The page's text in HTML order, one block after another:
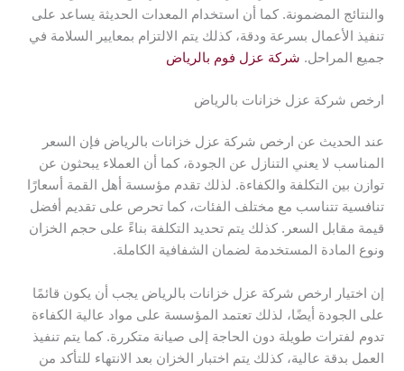
والنتائج المضمونة. كما أن استخدام المعدات الحديثة يساعد على
تنفيذ الأعمال بسرعة ودقة، كذلك يتم الالتزام بمعايير السلامة في
جميع المراحل. شركة عزل فوم بالرياض
ارخص شركة عزل خزانات بالرياض
عند الحديث عن ارخص شركة عزل خزانات بالرياض فإن السعر
المناسب لا يعني التنازل عن الجودة، كما أن العملاء يبحثون عن
توازن بين التكلفة والكفاءة. لذلك تقدم مؤسسة أهل القمة أسعارًا
تنافسية تتناسب مع مختلف الفئات، كما تحرص على تقديم أفضل
قيمة مقابل السعر. كذلك يتم تحديد التكلفة بناءً على حجم الخزان
ونوع المادة المستخدمة لضمان الشفافية الكاملة.
إن اختيار ارخص شركة عزل خزانات بالرياض يجب أن يكون قائمًا
على الجودة أيضًا، لذلك تعتمد المؤسسة على مواد عالية الكفاءة
تدوم لفترات طويلة دون الحاجة إلى صيانة متكررة. كما يتم تنفيذ
العمل بدقة عالية، كذلك يتم اختبار الخزان بعد الانتهاء للتأكد من